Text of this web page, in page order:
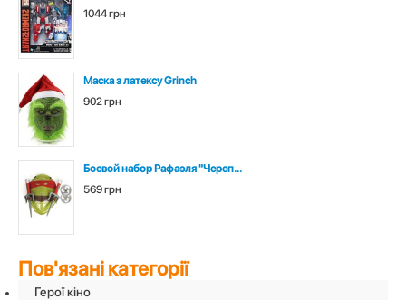
1044 грн
Маска з латексу Grinch
902 грн
Боевой набор Рафаэля "Череп...
569 грн
Пов'язані категорії
Герої кіно